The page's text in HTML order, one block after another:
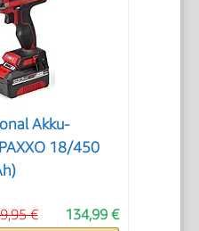
Akku-
18/450
134,99 €
€